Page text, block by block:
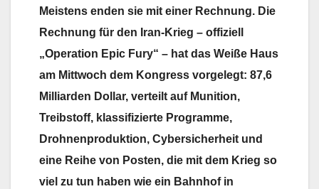
Meistens enden sie mit einer Rechnung. Die
Rechnung für den Iran-Krieg – offiziell
„Operation Epic Fury“ – hat das Weiße Haus
am Mittwoch dem Kongress vorgelegt: 87,6
Milliarden Dollar, verteilt auf Munition,
Treibstoff, klassifizierte Programme,
Drohnenproduktion, Cybersicherheit und
eine Reihe von Posten, die mit dem Krieg so
viel zu tun haben wie ein Bahnhof in